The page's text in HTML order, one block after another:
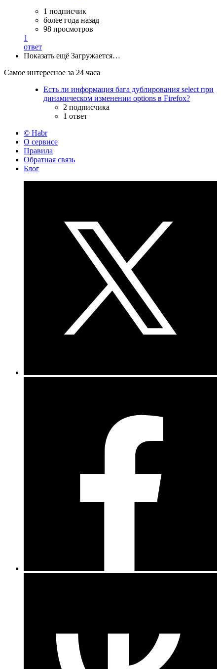
1 подписчик
более года назад
98 просмотров
1
ответ
Показать ещё Загружается…
Самое интересное за 24 часа
Есть ли информация бага дублирования select при
динамическом изменении options в Firefox?
2 подписчика
1 ответ
© Habr
О сервисе
Правила
Обратная связь
Блог